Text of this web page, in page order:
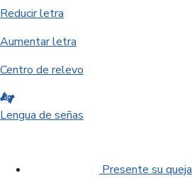
Reducir letra
Aumentar letra
Centro de relevo
Lengua de señas
Presente su queja